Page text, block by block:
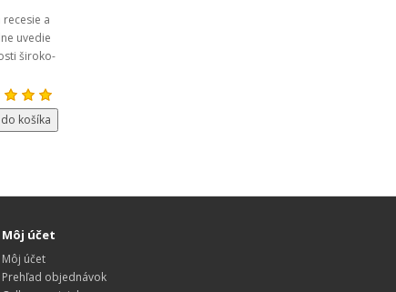
a
uvedie
široko-
košíka
Môj účet
Môj účet
Prehľad objednávok